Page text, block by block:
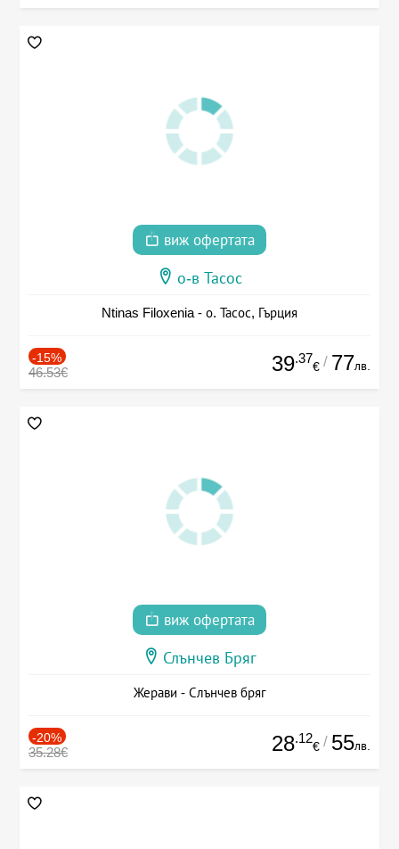
виж офертата
о-в Тасос
Ntinas Filoxenia - о. Тасос, Гърция
-15%
46.53€ 39.37
€ / 77лв.
виж офертата
Слънчев Бряг
Жерави - Слънчев бряг
-20%
35.28€ 28.12
€ / 55лв.